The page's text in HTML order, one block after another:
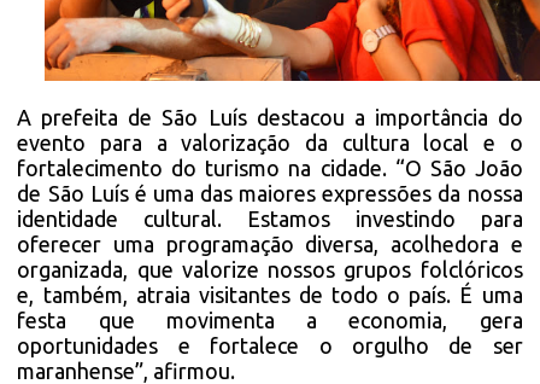
A prefeita de São Luís destacou a importância do
evento para a valorização da cultura local e o
fortalecimento do turismo na cidade. “O São João
de São Luís é uma das maiores expressões da nossa
identidade cultural. Estamos investindo para
oferecer uma programação diversa, acolhedora e
organizada, que valorize nossos grupos folclóricos
e, também, atraia visitantes de todo o país. É uma
festa que movimenta a economia, gera
oportunidades e fortalece o orgulho de ser
maranhense”, afirmou.